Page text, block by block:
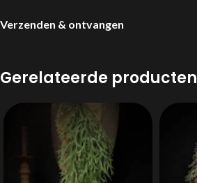
Verzenden & ontvangen
Gerelateerde producten